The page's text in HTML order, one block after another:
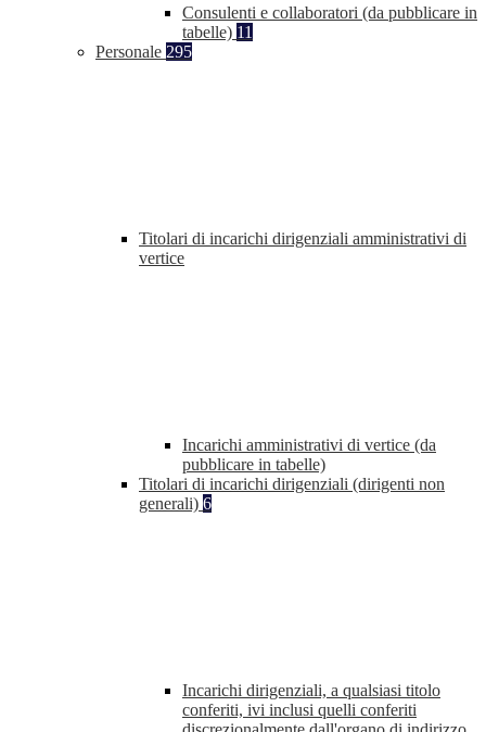
Consulenti e collaboratori (da pubblicare in
tabelle) 11
Personale 295
Titolari di incarichi dirigenziali amministrativi di
vertice
Incarichi amministrativi di vertice (da
pubblicare in tabelle)
Titolari di incarichi dirigenziali (dirigenti non
generali) 6
Incarichi dirigenziali, a qualsiasi titolo
conferiti, ivi inclusi quelli conferiti